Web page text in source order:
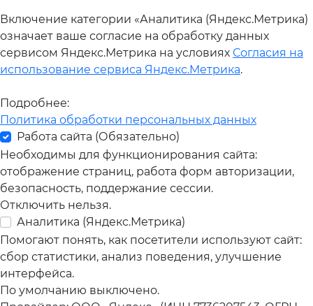
Включение категории «Аналитика (Яндекс.Метрика)
означает ваше согласие на обработку данных
сервисом Яндекс.Метрика на условиях Согласия на
использование сервиса Яндекс.Метрика.
Подробнее:
Политика обработки персональных данных
Работа сайта (Обязательно)
Необходимы для функционирования сайта:
отображение страниц, работа форм авторизации,
безопасность, поддержание сессии.
Отключить нельзя.
Аналитика (Яндекс.Метрика)
Помогают понять, как посетители используют сайт:
сбор статистики, анализ поведения, улучшение
интерфейса.
По умолчанию выключено.